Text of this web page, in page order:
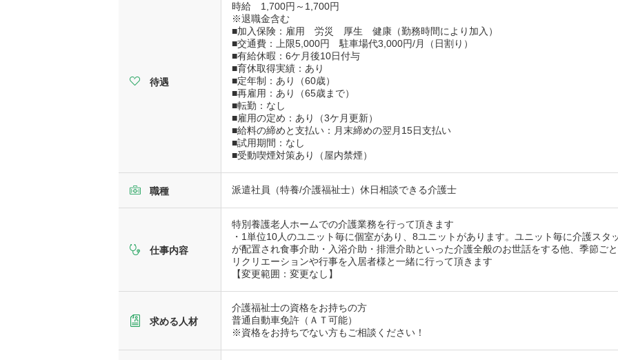
待遇
時給 1,700円～1,700円
※退職金含む
■加入保険：雇用 労災 厚生 健康（勤務時間により加入）
■交通費：上限5,000円 駐車場代3,000円/月（日割り）
■有給休暇：6ケ月後10日付与
■育休取得実績：あり
■定年制：あり（60歳）
■再雇用：あり（65歳まで）
■転勤：なし
■雇用の定め：あり（3ケ月更新）
■給料の締めと支払い：月末締めの翌月15日支払い
■試用期間：なし
■受動喫煙対策あり（屋内禁煙）
職種 派遣社員（特養/介護福祉士）休日相談できる介護士
仕事内容
特別養護老人ホームでの介護業務を行って頂きます
・1単位10人のユニット毎に個室があり、8ユニットがあります。ユニット毎に介護スタ
が配置され食事介助・入浴介助・排泄介助といった介護全般のお世話をする他、季節ご
リクリエーションや行事を入居者様と一緒に行って頂きます
【変更範囲：変更なし】
求める人材
介護福祉士の資格をお持ちの方
普通自動車免許（ＡＴ可能）
※資格をお持ちでない方もご相談ください！